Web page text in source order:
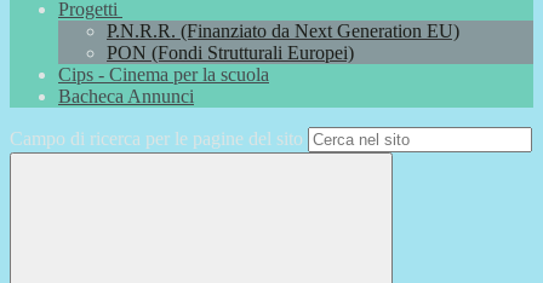
Progetti
P.N.R.R. (Finanziato da Next Generation EU)
PON (Fondi Strutturali Europei)
Cips - Cinema per la scuola
Bacheca Annunci
Campo di ricerca per le pagine del sito